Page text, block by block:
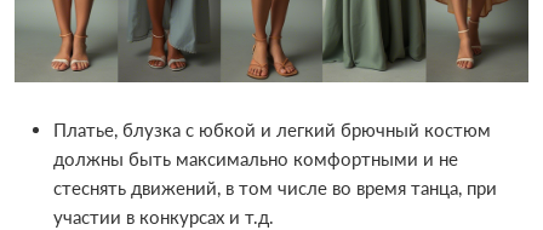
Платье, блузка с юбкой и легкий брючный костюм
должны быть максимально комфортными и не
стеснять движений, в том числе во время танца, при
участии в конкурсах и т.д.